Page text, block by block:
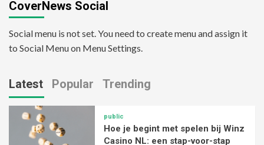
CoverNews Social
Social menu is not set. You need to create menu and assign it
to Social Menu on Menu Settings.
Latest Popular Trending
public
Hoe je begint met spelen bij Winz
Casino NL: een stap-voor-stap